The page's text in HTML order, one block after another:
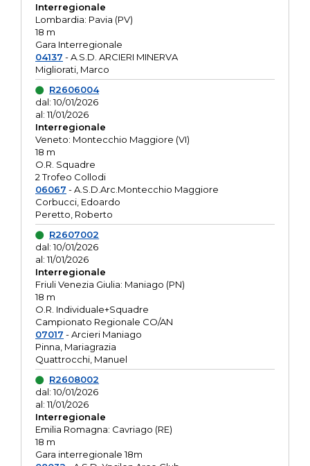
Interregionale
Lombardia: Pavia (PV)
18 m
Gara Interregionale
04137 - A.S.D. ARCIERI MINERVA
Migliorati, Marco
R2606004
dal: 10/01/2026
al: 11/01/2026
Interregionale
Veneto: Montecchio Maggiore (VI)
18 m
O.R. Squadre
2 Trofeo Collodi
06067 - A.S.D.Arc.Montecchio Maggiore
Corbucci, Edoardo
Peretto, Roberto
R2607002
dal: 10/01/2026
al: 11/01/2026
Interregionale
Friuli Venezia Giulia: Maniago (PN)
18 m
O.R. Individuale+Squadre
Campionato Regionale CO/AN
07017 - Arcieri Maniago
Pinna, Mariagrazia
Quattrocchi, Manuel
R2608002
dal: 10/01/2026
al: 11/01/2026
Interregionale
Emilia Romagna: Cavriago (RE)
18 m
Gara interregionale 18m